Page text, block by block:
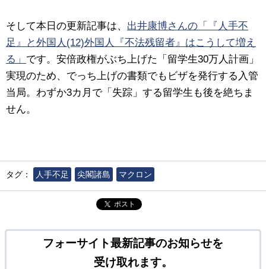
そして本日の更新記事は、 出井康博さんの「『人手不
足』と外国人(12)外国人『不法残留者』はこうして増え
る」 です。 安倍政権がぶち上げた「留学生30万人計画」
実現のため、でっち上げの書類でもビザを発行する入管
当局。わずか3カ月で「失踪」する留学生も後を絶ちま
せん。
タグ： 人手不足 尖閣諸島 マクロン
ポスト
フォーサイト最新記事のお知らせを
受け取れます。